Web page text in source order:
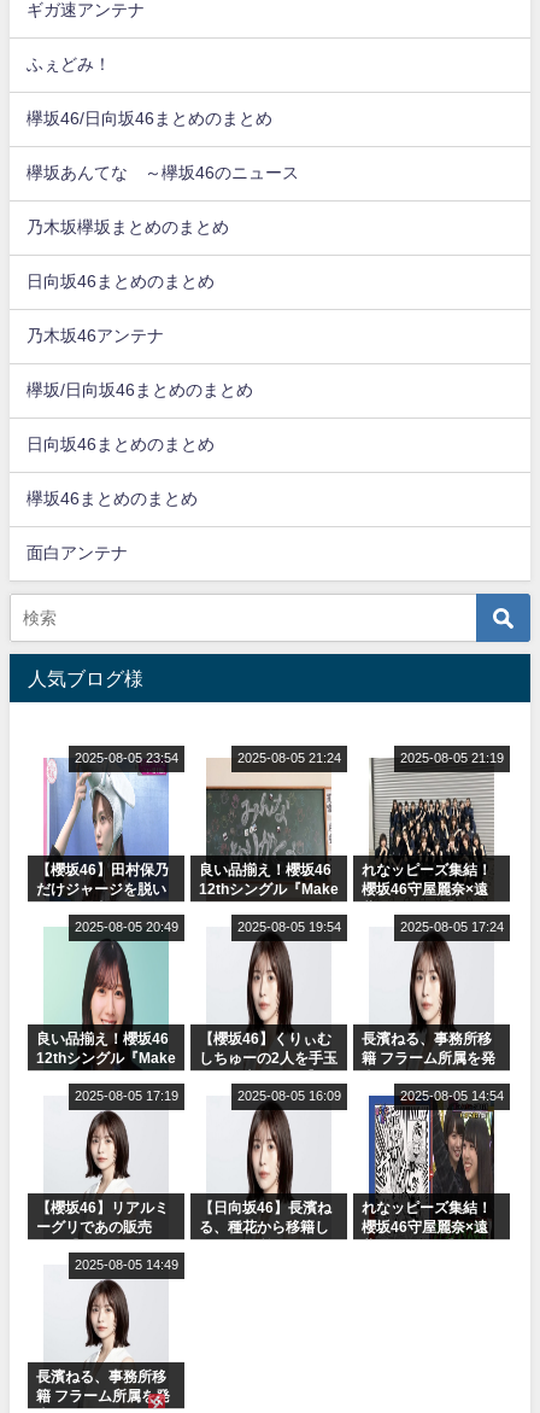
ギガ速アンテナ
ふぇどみ！
欅坂46/日向坂46まとめのまとめ
欅坂あんてな ～欅坂46のニュース
乃木坂欅坂まとめのまとめ
日向坂46まとめのまとめ
乃木坂46アンテナ
欅坂/日向坂46まとめのまとめ
日向坂46まとめのまとめ
欅坂46まとめのまとめ
面白アンテナ
人気ブログ様
【櫻坂46】田村保乃
だけジャージを脱い
2025-08-05 23:54
良い品揃え！櫻坂46
12thシングル『Make
ャルグッズ絶賛販売
2025-08-05 21:24
れなッピーズ集結！
櫻坂46守屋麗奈×遠
ット！」水曜スタジ
オ出演決定
2025-08-05 21:19
良い品揃え！櫻坂46
12thシングル『Make
ャルグッズ絶賛販売
2025-08-05 20:49
【櫻坂46】くりぃむ
しちゅーの2人を手玉
りぃむナンタラ】
2025-08-05 19:54
長濱ねる、事務所移
籍 フラーム所属を発
2025-08-05 17:24
【櫻坂46】リアルミ
ーグリであの販売
Break』オフィシャ
ルグッズ解禁
2025-08-05 17:19
【日向坂46】長濱ね
る、種花から移籍し
2025-08-05 16:09
れなッピーズ集結！
櫻坂46守屋麗奈×遠
2025-08-05 14:54
長濱ねる、事務所移
籍 フラーム所属を発
2025-08-05 14:49